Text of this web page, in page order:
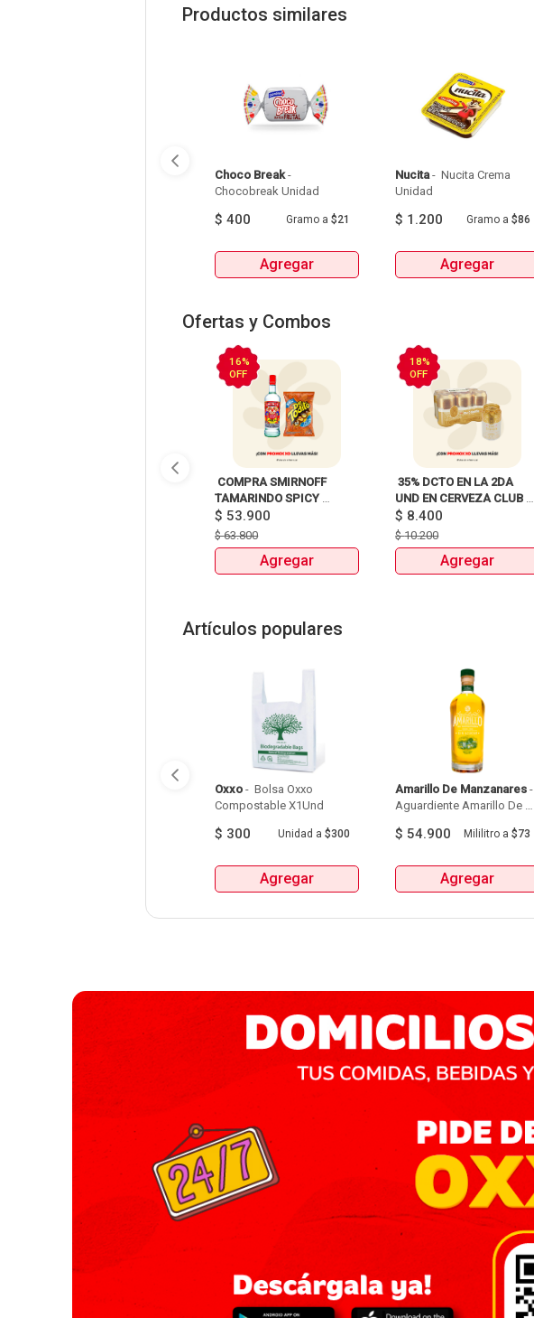
Productos similares
Choco Break -
$400 Gramo a$21
Agregar
Nucita - Nucita Crema
$ 1.200 Gramo a$86
Agregar
Ofertas y Combos
16%
OFF
COMPRA SMIRNOFF
TAMARINDO SPICY
X750ml Y LLEVATE
$ 53.900
$63.800
Agregar
18%
OFF
35% DCTO EN LA 2DA
UND EN CERVEZA CLUB
$ 8.400
$10.200
Agregar
Artículos populares
Oxxo - Bolsa Oxxo
$ 300 Unidad a$300
Agregar
Amarillo De Manzanares -
Aguardiente Amarillo De
$ 54.900 Mililitro a$73
Agregar